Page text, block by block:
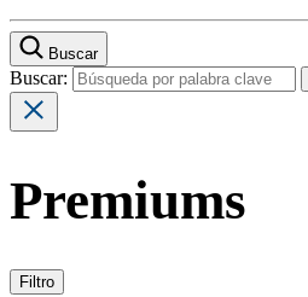
Buscar
Buscar:
Premiums
Filtro